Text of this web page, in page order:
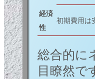
経済
性
初期費用は
総合的に
目瞭然で